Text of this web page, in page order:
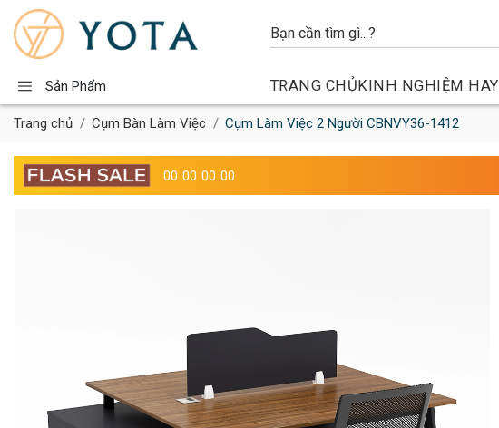
Sản Phẩm TRANG CHỦKINH NGHIỆM HAY
Trang chủ Cụm Bàn Làm Việc Cụm Làm Việc 2 Người CBNVY36-1412
00 00 00 00